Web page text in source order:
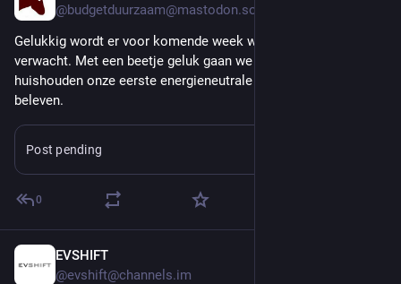
@budgetduurzaam@mastodon.social
Gelukkig wordt er voor komende week weer veel zon
verwacht. Met een beetje geluk gaan we in ons
huishouden onze eerste energieneutrale dag van het jaar
beleven.
Post pending
0
EVSHIFT
@evshift@channels.im